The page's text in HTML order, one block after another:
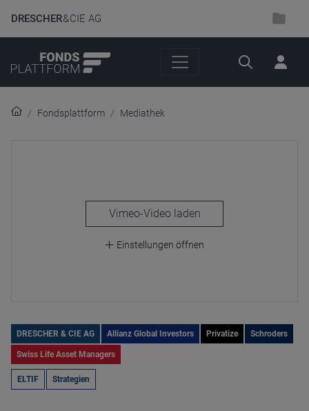
DRESCHER& CIE AG
Suche
Fondsplattform Mediathek
laden
Einstellungen öffnen
DRESCHER & CIE AG Allianz Global Investors Privatize Schroders
Swiss Life Asset Managers
ELTIF Strategien